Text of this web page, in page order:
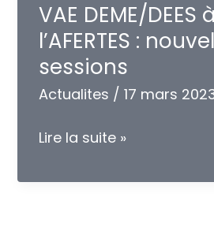
VAE DEME/DEES à
l’AFERTES :
sessions
Actualites /17 mars
VAE
à
Lire la suite »